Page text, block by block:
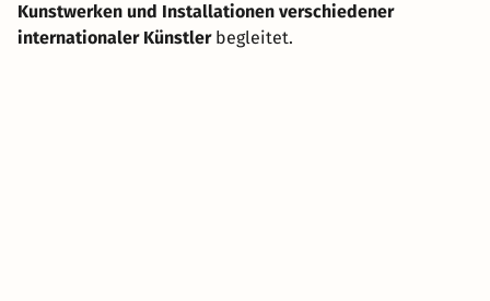
Kunstwerken und Installationen verschiedener
internationaler Künstlerbegleitet.